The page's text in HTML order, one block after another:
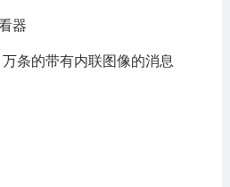
器
条的带有内联图像的消息